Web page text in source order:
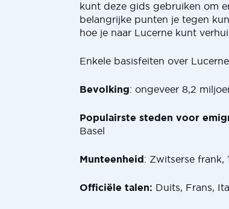
kunt deze gids gebruiken om
belangrijke punten je tegen
hoe je naar Lucerne kunt
Enkele basisfeiten over Lucerne
Bevolking: ongeveer 8,2
Populairste steden voor
Basel
Munteenheid: Zwitserse frank,
Officiële talen: Duits, Frans,